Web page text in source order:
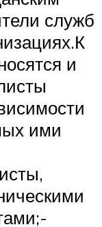
служб
и
ими